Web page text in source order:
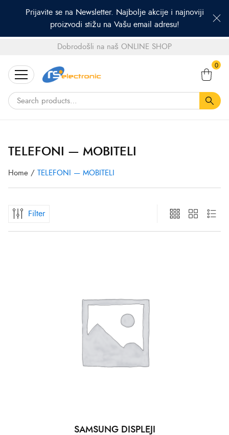
Prijavite se na Newsletter. Najbolje akcije i najnoviji
proizvodi stižu na Vašu email adresu!
Dobrodošli na naš ONLINE SHOP
for:
0
TELEFONI — MOBITELI
Home / TELEFONI — MOBITELI
Filter
SAMSUNG DISPLEJI